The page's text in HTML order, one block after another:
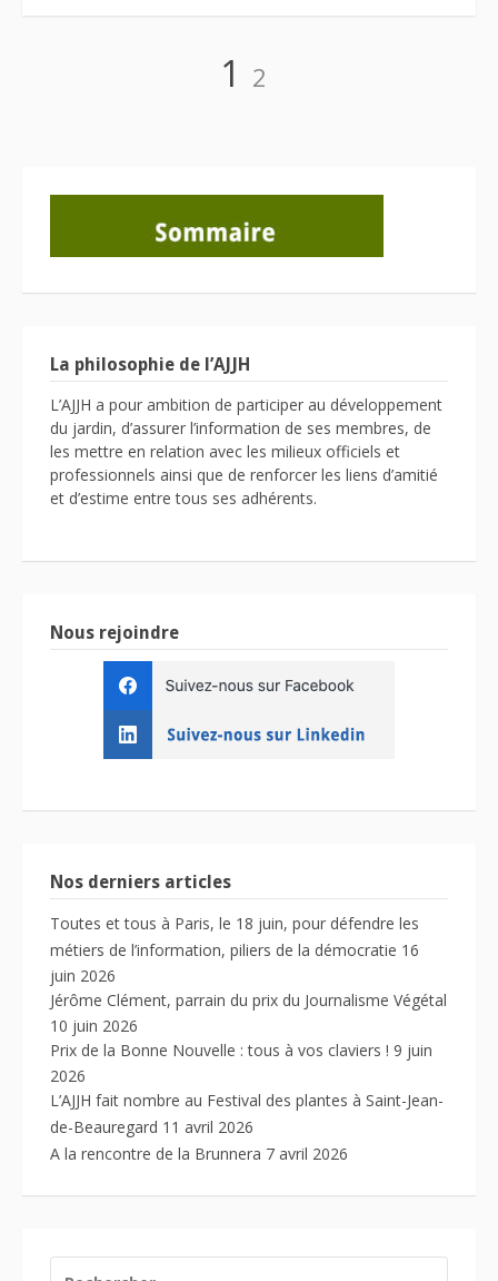
Page
1 Page
2
La philosophie de l’AJJH
L’AJJH a pour ambition de participer au développement
du jardin, d’assurer l’information de ses membres, de
les mettre en relation avec les milieux officiels et
professionnels ainsi que de renforcer les liens d’amitié
et d’estime entre tous ses adhérents.
Nous rejoindre
Nos derniers articles
Toutes et tous à Paris, le 18 juin, pour défendre les
métiers de l’information, piliers de la démocratie 16
juin 2026
Jérôme Clément, parrain du prix du Journalisme Végétal
10 juin 2026
Prix de la Bonne Nouvelle : tous à vos claviers ! 9 juin
2026
L’AJJH fait nombre au Festival des plantes à Saint-Jean-
de-Beauregard 11 avril 2026
A la rencontre de la Brunnera 7 avril 2026